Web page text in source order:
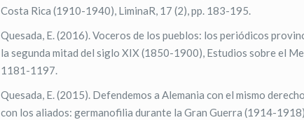
Costa Rica (1910-1940), LiminaR, 17 (2), pp. 183-195.
Quesada, E. (2016). Voceros de los pueblos: los periódicos
la segunda mitad del siglo XIX (1850-1900), Estudios sobre el
1181-1197.
Quesada, E. (2015). Defendemos a Alemania con el mismo
con los aliados: germanofilia durante la Gran Guerra (1914-